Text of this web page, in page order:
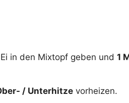
in den Mixtopf geben und 1
/ Unterhitze vorheizen.